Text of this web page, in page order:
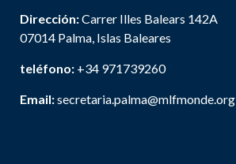
Dirección:Carrer Illes Balears 142A
07014 Palma, Islas Baleares
teléfono: +34 971739260
Email:secretaria.palma@mlfmonde.org